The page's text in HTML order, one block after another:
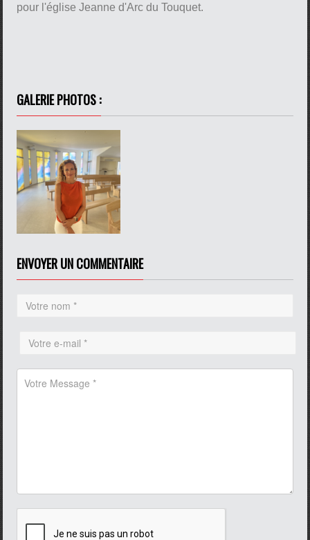
pour l'église Jeanne d'Arc du Touquet.
GALERIE PHOTOS :
ENVOYER UN COMMENTAIRE